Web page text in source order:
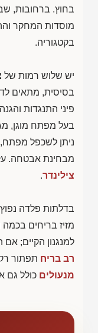
בחוץ. ברחובות,
מוסדות המחקר
בקטגוריה.
יש שלוש רמות של
בסיסית, מתאים
פיני התנגדות
בעל מפתח מוגן,
ניתן לשכפל
מבחינת אבטחה.
צילינדר.
בדלתות פלדה
מזיז בריחים
למנגנון הקיים; אם
רב בריח תפתור
מנעולים כולל גם